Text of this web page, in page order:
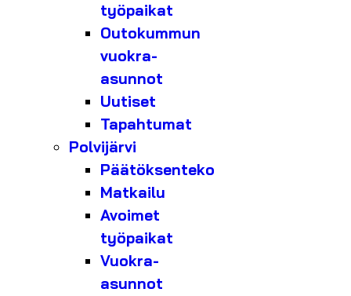
työpaikat
Outokummun
vuokra-
asunnot
Uutiset
Tapahtumat
Polvijärvi
Päätöksenteko
Matkailu
Avoimet
työpaikat
Vuokra-
asunnot